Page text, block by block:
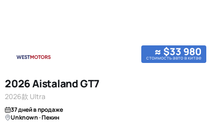
≈ $33 980
стоимость авто в китае
2026 Aistaland GT7
2026款 Ultra
37 дней в продаже
Unknown · Пекин